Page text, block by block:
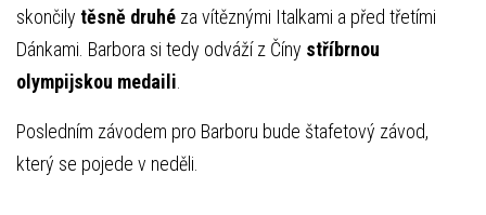
skončily těsně druhé za vítěznými Italkami a před třetími
Dánkami. Barbora si tedy odváží z Číny stříbrnou
olympijskou medaili.
Posledním závodem pro Barboru bude štafetový závod,
který se pojede v neděli.